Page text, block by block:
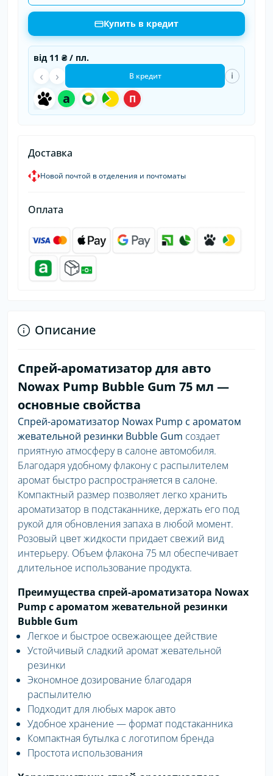
Купить в кредит
від 11 ₴ / пл.
‹
a
П
› В кредит i
Доставка
Новой почтой в отделения и почтоматы
Оплата
Описание
Спрей-ароматизатор для авто
Nowax Pump Bubble Gum 75 мл —
основные свойства
Спрей-ароматизатор Nowax Pump с ароматом
жевательной резинки Bubble Gum создает
приятную атмосферу в салоне автомобиля.
Благодаря удобному флакону с распылителем
аромат быстро распространяется в салоне.
Компактный размер позволяет легко хранить
ароматизатор в подстаканнике, держать его под
рукой для обновления запаха в любой момент.
Розовый цвет жидкости придает свежий вид
интерьеру. Объем флакона 75 мл обеспечивает
длительное использование продукта.
Преимущества спрей-ароматизатора Nowax
Pump с ароматом жевательной резинки
Bubble Gum
Легкое и быстрое освежающее действие
Устойчивый сладкий аромат жевательной
резинки
Экономное дозирование благодаря
распылителю
Подходит для любых марок авто
Удобное хранение — формат подстаканника
Компактная бутылка с логотипом бренда
Простота использования